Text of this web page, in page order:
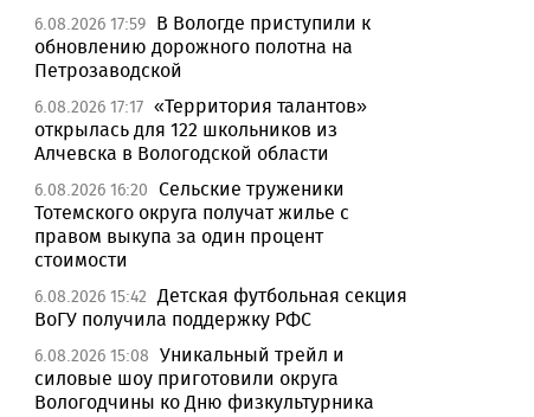
6.08.2026 17:59 В Вологде приступили к
обновлению дорожного полотна на
Петрозаводской
6.08.2026 17:17 «Территория талантов»
открылась для 122 школьников из
Алчевска в Вологодской области
6.08.2026 16:20 Сельские труженики
Тотемского округа получат жилье с
правом выкупа за один процент
стоимости
6.08.2026 15:42 Детская футбольная секция
ВоГУ получила поддержку РФС
6.08.2026 15:08 Уникальный трейл и
силовые шоу приготовили округа
Вологодчины ко Дню физкультурника